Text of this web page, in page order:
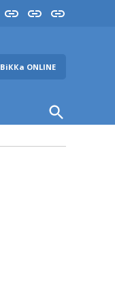
InstaYouTube
FB
ВіККа ONLINE
Open
Search